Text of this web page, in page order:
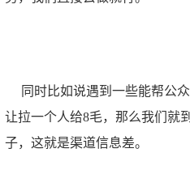
同时比如说遇到一些能帮公众
让拉一个人给8毛，那么我们就
子，这就是渠道信息差。